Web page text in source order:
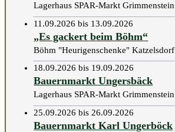
Lagerhaus SPAR-Markt Grimmenstein
11.09.2026 bis 13.09.2026
„Es gackert beim Böhm“
Böhm "Heurigenschenke" Katzelsdorf
18.09.2026 bis 19.09.2026
Bauernmarkt Ungersbäck
Lagerhaus SPAR-Markt Grimmenstein
25.09.2026 bis 26.09.2026
Bauernmarkt Karl Ungerböck